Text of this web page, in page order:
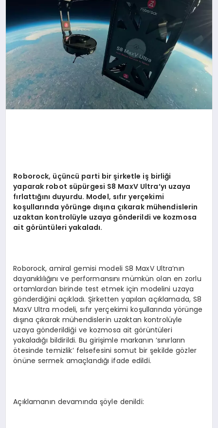
Roborock, üçüncü parti bir şirketle iş birliği
yaparak robot süpürgesi S8 MaxV Ultra’yı uzaya
fırlattığını duyurdu. Model, sıfır yerçekimi
koşullarında yörünge dışına çıkarak mühendislerin
uzaktan kontrolüyle uzaya gönderildi ve kozmosa
ait görüntüleri yakaladı.
Roborock, amiral gemisi modeli S8 MaxV Ultra’nın
dayanıklılığını ve performansını mümkün olan en zorlu
ortamlardan birinde test etmek için modelini uzaya
gönderdiğini açıkladı. Şirketten yapılan açıklamada, S8
MaxV Ultra modeli, sıfır yerçekimi koşullarında yörünge
dışına çıkarak mühendislerin uzaktan kontrolüyle
uzaya gönderildiği ve kozmosa ait görüntüleri
yakaladığı bildirildi. Bu girişimle markanın ‘sınırların
ötesinde temizlik’ felsefesini somut bir şekilde gözler
önüne sermek amaçlandığı ifade edildi.
Açıklamanın devamında şöyle denildi: